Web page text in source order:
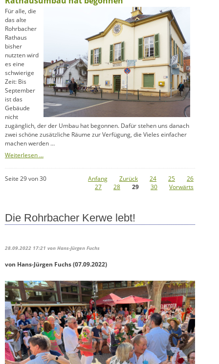
Ersten
Für alle, die
das alte
Rohrbacher
Rathaus
bisher
nutzten wird
es eine
schwierige
Zeit: Bis
September
ist das
Gebäude
nicht
zugänglich, der der Umbau hat begonnen. Dafür stehen uns danach
zwei schöne zusätzliche Räume zur Verfügung, die Vieles einfacher
machen werden …
Weiterlesen …Rathausumbau
begonnen
Seite 29 von 30
Anfang Zurück 24 25
26
27
28 29 30 Vorwärts
Die Rohrbacher Kerwe lebt!
28.09.2022 17:21 von Hans-Jürgen Fuchs
von Hans-Jürgen Fuchs (07.09.2022)